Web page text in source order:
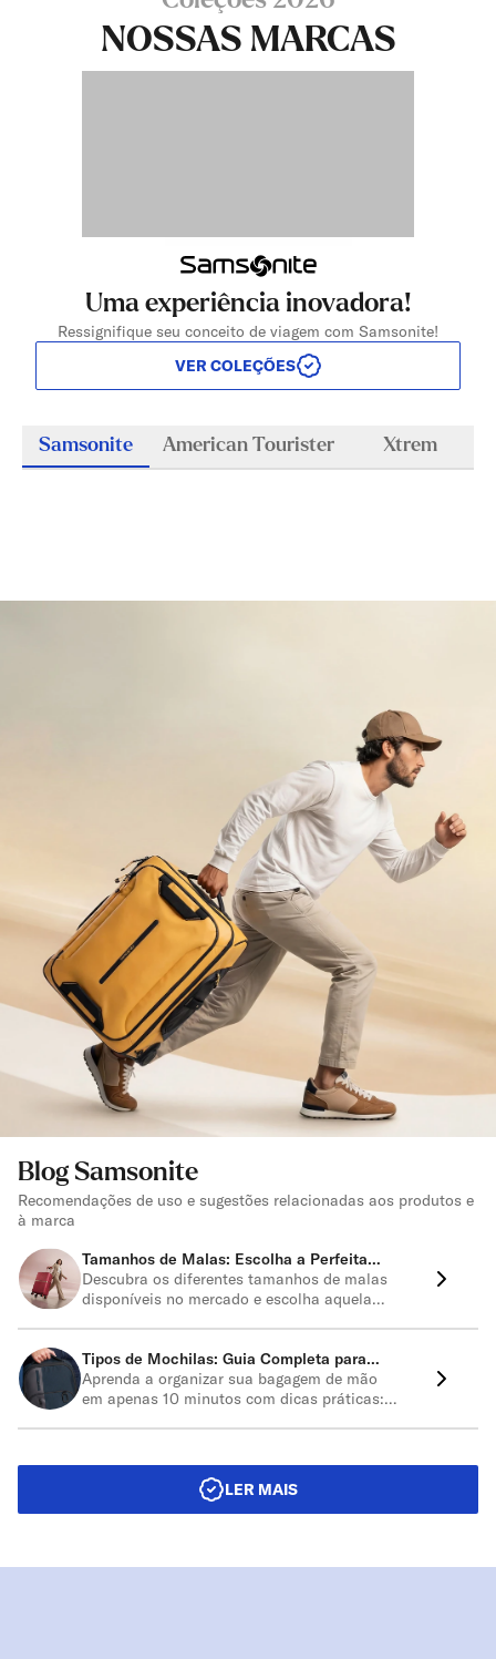
NOSSAS MARCAS
Uma experiência inovadora!
Ressignifique seu conceito de viagem com Samsonite!
VER COLEÇÕES
Samsonite American Tourister Xtrem
Blog Samsonite
Recomendações de uso e sugestões relacionadas aos produtos e
à marca
Tamanhos de Malas: Escolha a Perfeita
para Sua Viagem!
Descubra os diferentes tamanhos de malas
disponíveis no mercado e escolha aquela
Tipos de Mochilas: Guia Completa para
Escolher a Ideal
Aprenda a organizar sua bagagem de mão
em apenas 10 minutos com dicas práticas:
LER MAIS